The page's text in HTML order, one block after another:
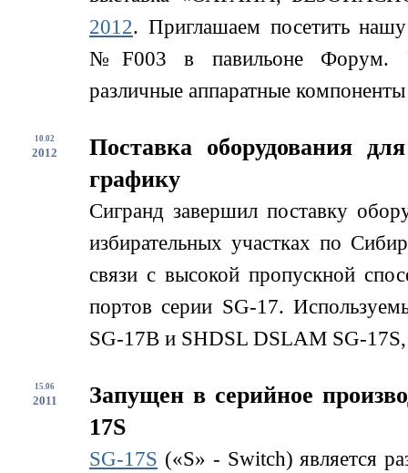
2012. Приглашаем посетить нашу
№F003 в павильоне Форум.
различные аппаратные
10.02
2012
Поставка оборудования
графику
Сигранд завершил поставку
избирательных участках по
связи с высокой пропускной
портов серии SG-17.
SG-17B и SHDSL DSLAM SG-
15.06
2011
Запущен в серийное
17S
SG-17S («S» - Switch) является